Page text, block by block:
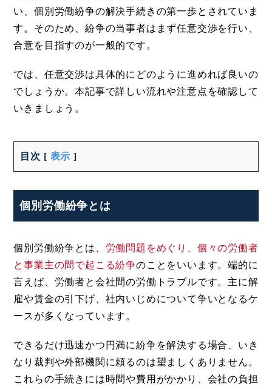
い、個別労働紛争の解決手続きの第一歩とされていま
す。そのため、紛争の当事者はまず任意交渉を行い、
合意を目指すのが一般的です。
では、任意交渉は具体的にどのように進めれば良いの
でしょうか。本記事で詳しい流れや注意点を確認して
いきましょう。
目次 [ 表示 ]
個別労働紛争とは
個別労働紛争とは、 労働問題をめぐり、個々の労働者
と事業主の間で起こる紛争のことをいいます。端的に
言えば、労働者と会社間の労働トラブルです。主に解
雇や賃金の引下げ、社内いじめについて争いとなるケ
ースが多くなっています。
できるだけ迅速かつ円満に紛争を解決する場合、いき
なり裁判や外部機関に頼るのは望ましくありません。
これらの手続きには時間や費用がかかり、会社の負担